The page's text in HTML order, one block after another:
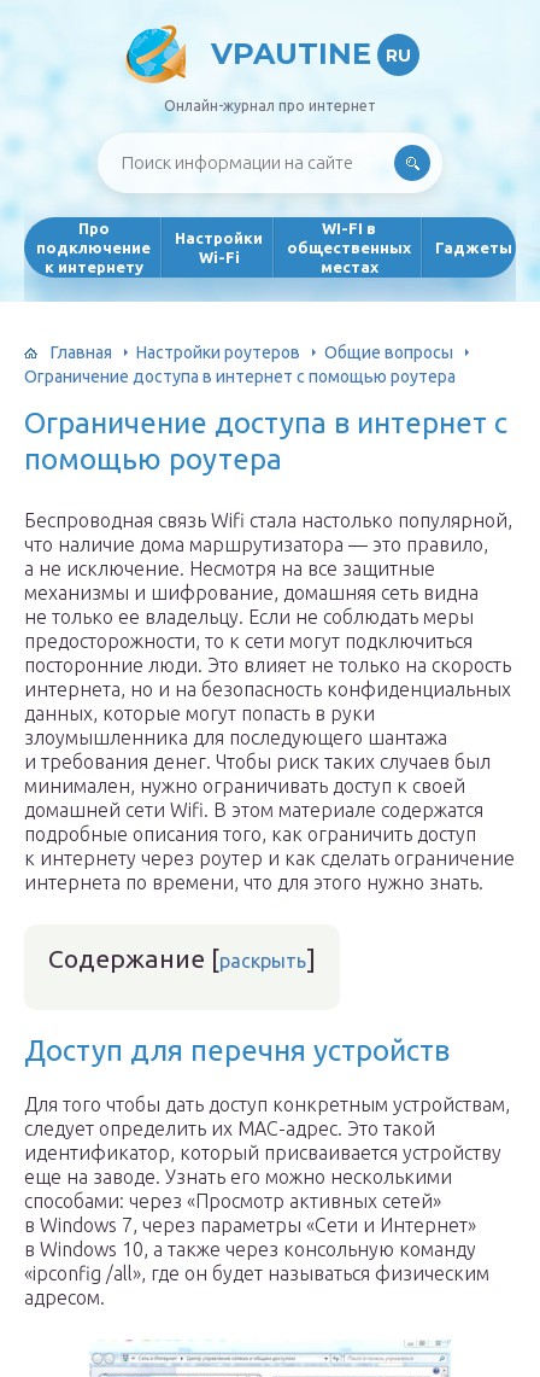
VPAUTINE RU
Онлайн-журнал про интернет
Про
подключение
к интернету
Настройки
Wi-Fi
WI-FI в
общественных
местах
Гаджеты
Главная Настройки роутеров
Общие вопросы
Ограничение доступа в интернет с помощью роутера
Ограничение доступа в интернет с
помощью роутера
Беспроводная связь Wifi стала настолько популярной,
что наличие дома маршрутизатора — это правило,
а не исключение. Несмотря на все защитные
механизмы и шифрование, домашняя сеть видна
не только ее владельцу. Если не соблюдать меры
предосторожности, то к сети могут подключиться
посторонние люди. Это влияет не только на скорость
интернета, но и на безопасность конфиденциальных
данных, которые могут попасть в руки
злоумышленника для последующего шантажа
и требования денег. Чтобы риск таких случаев был
минимален, нужно ограничивать доступ к своей
домашней сети Wifi. В этом материале содержатся
подробные описания того, как ограничить доступ
к интернету через роутер и как сделать ограничение
интернета по времени, что для этого нужно знать.
Содержание [раскрыть]
Доступ для перечня устройств
Для того чтобы дать доступ конкретным устройствам,
следует определить их MAC-адрес. Это такой
идентификатор, который присваивается устройству
еще на заводе. Узнать его можно несколькими
способами: через «Просмотр активных сетей»
в Windows 7, через параметры «Сети и Интернет»
в Windows 10, а также через консольную команду
«ipconfig /all», где он будет называться физическим
адресом.